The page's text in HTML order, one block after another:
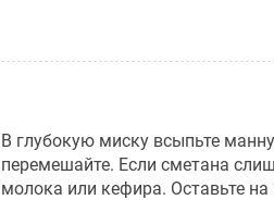
В глубокую миску всыпьте
перемешайте. Если сметана
молока или кефира. Оставьте